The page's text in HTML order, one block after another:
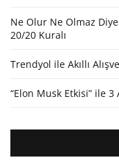
Ne Olur Ne Olmaz
20/20 Kuralı
Trendyol ile Akıllı
“Elon Musk Etkisi” ile